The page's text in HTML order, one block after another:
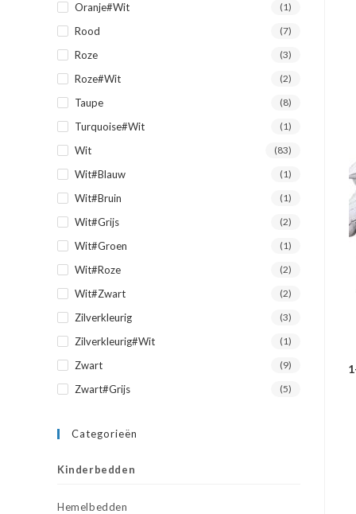
Oranje#Wit (1)
Rood (7)
Roze (3)
Roze#Wit (2)
Taupe (8)
Turquoise#Wit (1)
Wit (83)
Wit#Blauw (1)
Wit#Bruin (1)
Wit#Grijs (2)
Wit#Groen (1)
Wit#Roze (2)
Wit#Zwart (2)
Zilverkleurig (3)
Zilverkleurig#Wit (1)
Zwart (9)
Zwart#Grijs (5)
Categorieën
Kinderbedden
Hemelbedden